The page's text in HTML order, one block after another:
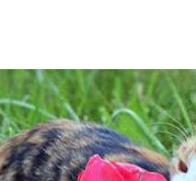
Ders Çıkarması
26 Hayvansever Söz